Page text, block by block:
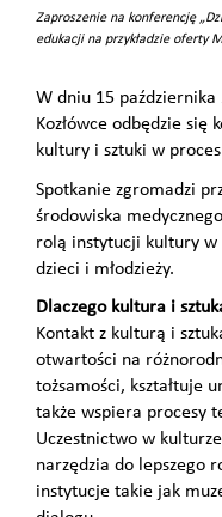
Zaproszenie na konferencję
edukacji na przykładzie oferty
W dniu 15
Kozłówce odbędzie się
kultury i sztuki w
Spotkanie zgromadzi
środowiska
rolą instytucji kultury w
dzieci i młodzieży.
Dlaczego kultura i
Kontakt z kulturą i
otwartości na
tożsamości, kształtuje
także wspiera procesy
Uczestnictwo w
narzędzia do lepszego
instytucje takie jak